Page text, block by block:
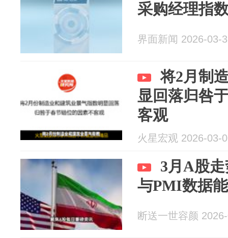
采购经理指
界面新闻 2026-03-
将2月制
显回落归咎
客观
火星宏观 2026-03-
3月A股
与PMI数据
断送一世容颜